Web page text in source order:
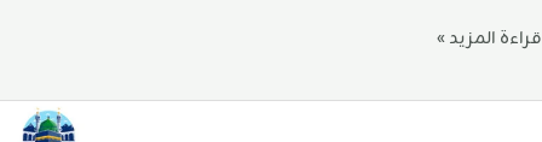
قراءة المزيد »